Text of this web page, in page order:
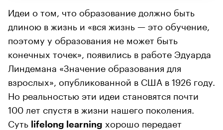
Идеи о том, что образование должно быть
длиною в жизнь и «вся жизнь — это обучение,
поэтому у образования не может быть
конечных точек», появились в работе Эдуарда
Линдемана «Значение образования для
взрослых», опубликованной в США в 1926 году.
Но реальностью эти идеи становятся почти
100 лет спустя в жизни нашего поколения.
Суть
lifelong learning хорошо передает